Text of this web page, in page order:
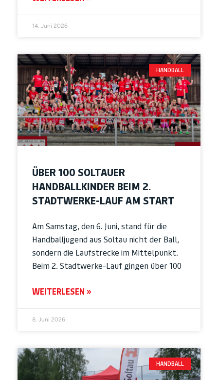
14. Juni 2026
HANDBALL
ÜBER 100 SOLTAUER
HANDBALLKINDER BEIM 2.
STADTWERKE-LAUF AM START
Am Samstag, den 6. Juni, stand für die
Handballjugend aus Soltau nicht der Ball,
sondern die Laufstrecke im Mittelpunkt.
Beim 2. Stadtwerke-Lauf gingen über 100
WEITERLESEN »
8. Juni 2026
HANDBALL